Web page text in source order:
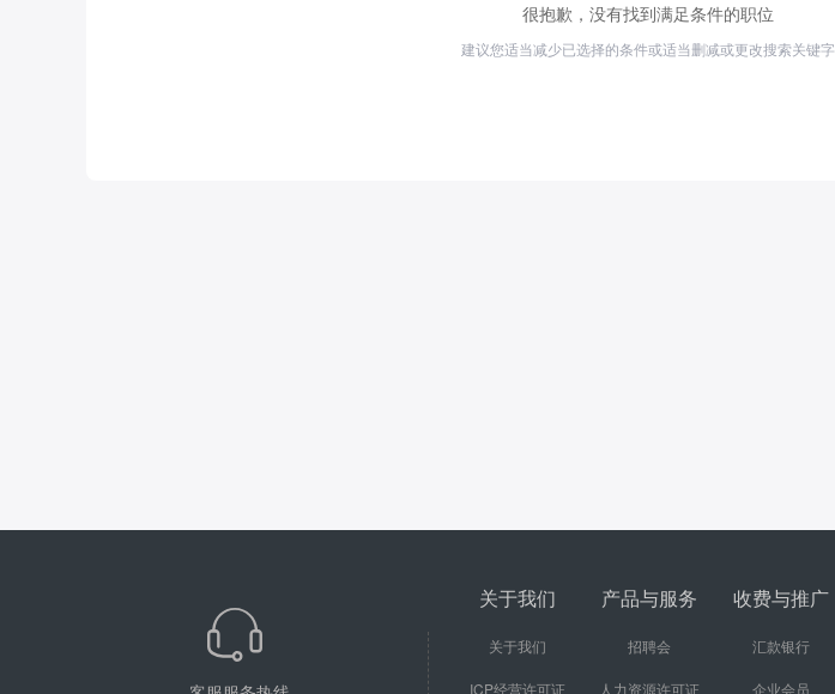
很抱歉，没有找到满足条件的职位
建议您适当减少已选择的条件或适当删减或更改搜索关键字
关于我们
关于我们
ICP经营许可证
产品与服务
招聘会
人力资源许可证
收费与推广
汇款银行
企业会员